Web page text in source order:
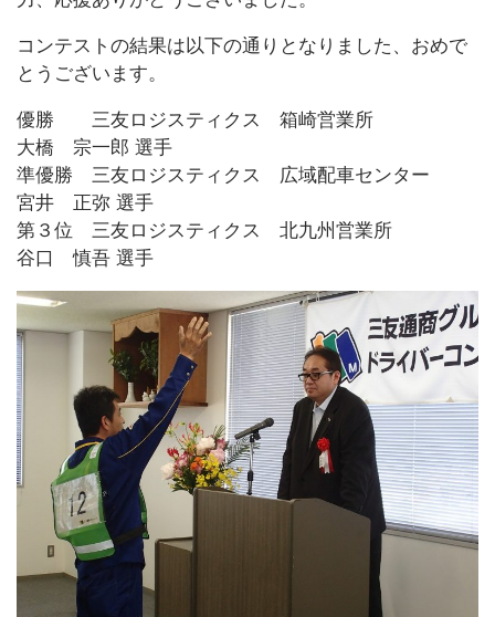
コンテストの結果は以下の通りとなりました、おめで
とうございます。
優勝 三友ロジスティクス 箱崎営業所
大橋 宗一郎 選手
準優勝 三友ロジスティクス 広域配車センター
宮井 正弥 選手
第３位 三友ロジスティクス 北九州営業所
谷口 慎吾 選手